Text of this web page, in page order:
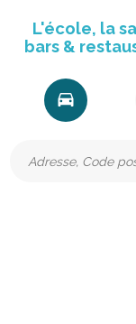
L'école, la
bars &